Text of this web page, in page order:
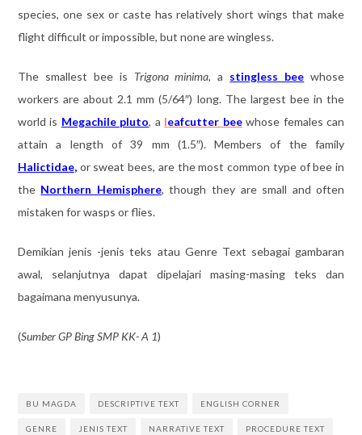
species, one sex or caste has relatively short wings that make
flight difficult or impossible, but none are wingless.
The smallest bee is Trigona minima, a stingless bee whose
workers are about 2.1 mm (5/64″) long. The largest bee in the
world is Megachile pluto, a leafcutter beewhose females can
attain a length of 39 mm (1.5″). Members of the family
Halictidae, or sweat bees, are the most common type of bee in
the Northern Hemisphere, though they are small and often
mistaken for wasps or flies.
Demikian jenis -jenis teks atau Genre Text sebagai gambaran
awal, selanjutnya dapat dipelajari masing-masing teks dan
bagaimana menyusunya.
(Sumber GP Bing SMP KK- A 1)
BU MAGDA DESCRIPTIVE TEXT ENGLISH CORNER
GENRE JENIS TEXT NARRATIVE TEXT PROCEDURE TEXT